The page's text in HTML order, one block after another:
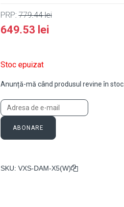
PRP:779.44lei
649.53 lei
Stoc epuizat
Anunță-mă când produsul revine în stoc.
ABONARE
SKU: VXS-DAM-X5(W)